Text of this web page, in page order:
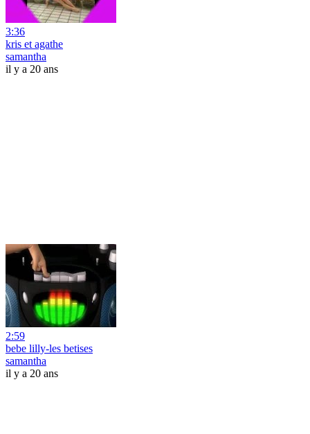
3:36
kris et agathe
samantha
il y a 20 ans
2:59
bebe lilly-les betises
samantha
il y a 20 ans